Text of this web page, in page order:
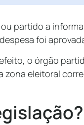
partido a
foi
o órgão
zona eleitoral